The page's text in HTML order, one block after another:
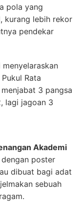
pola yang
kurang lebih rekor
pendekar
Rata
3 pangsa
lagi jagoan 3
Akademi
dengan poster
dibuat bagi adat
sebuah